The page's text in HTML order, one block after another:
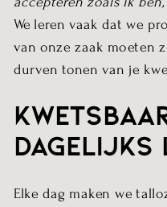
We leren vaak dat we
van onze zaak moeten
durven tonen van je
dagelijks
Elke dag maken we